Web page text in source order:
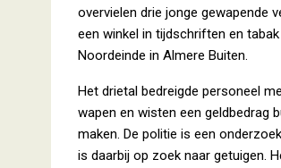
overvielen drie jonge gewapende
een winkel in tijdschriften en
Noordeinde in Almere Buiten.
Het drietal bedreigde personeel
wapen en wisten een geldbedrag
maken. De politie is een
is daarbij op zoek naar getuigen.